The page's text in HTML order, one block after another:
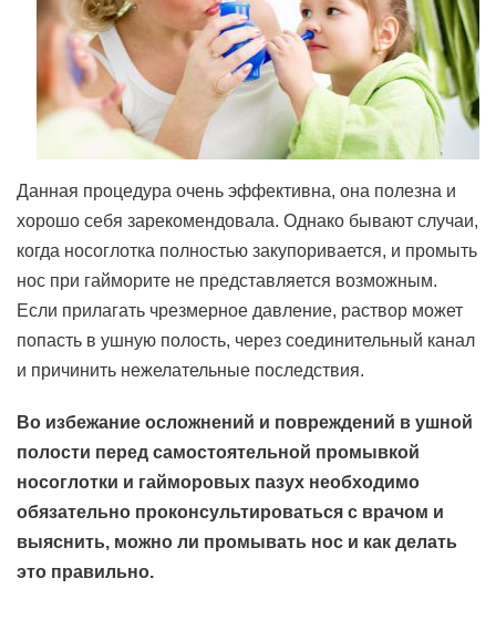
Данная процедура очень эффективна, она полезна и
хорошо себя зарекомендовала. Однако бывают случаи,
когда носоглотка полностью закупоривается, и промыть
нос при гайморите не представляется возможным.
Если прилагать чрезмерное давление, раствор может
попасть в ушную полость, через соединительный канал
и причинить нежелательные последствия.
Во избежание осложнений и повреждений в ушной
полости перед самостоятельной промывкой
носоглотки и гайморовых пазух необходимо
обязательно проконсультироваться с врачом и
выяснить, можно ли промывать нос и как делать
это правильно.